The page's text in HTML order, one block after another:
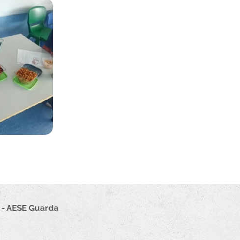
- AESE Guarda